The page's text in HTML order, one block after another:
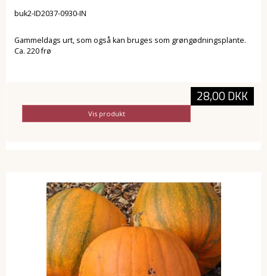
buk2-ID2037-0930-IN
Gammeldags urt, som også kan bruges som grøngødningsplante.
Ca. 220 frø
28,00 DKK
Vis produkt